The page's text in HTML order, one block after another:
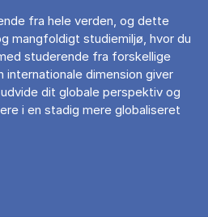
fra hele verden, og dette
mangfoldigt studiemiljø, hvor du
studerende fra forskellige
internationale dimension giver
dit globale perspektiv og
i en stadig mere globaliseret